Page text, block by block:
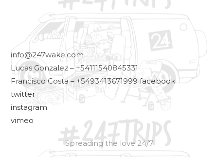
info@247wake.com
Lucas Gonzalez – +54111540845331
Francisco Costa – +5493413671999facebook
twitter
instagram
vimeo
Spreading the love 24/7